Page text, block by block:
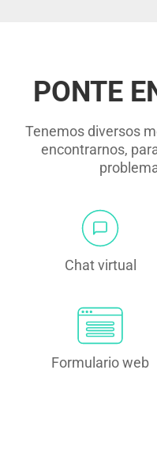
PONTE
Tenemos diversos
encontrarnos,
Chat virtual
Formulario web